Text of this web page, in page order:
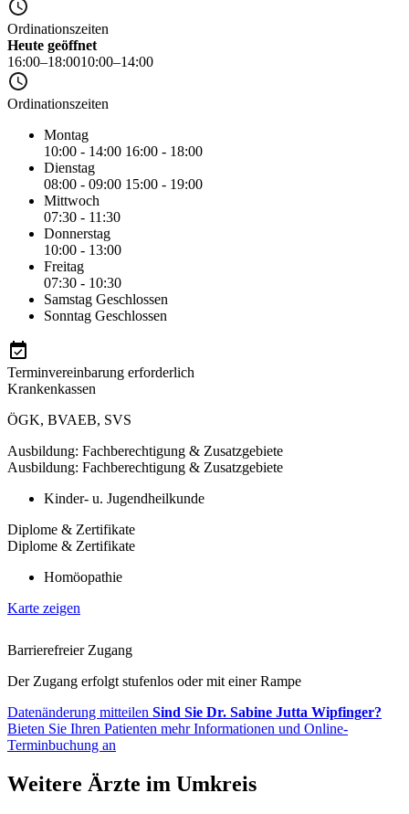
Ordinationszeiten
Heute geöffnet
16:00–18:0010:00–14:00
Ordinationszeiten
Montag
10:00 - 14:00 16:00 - 18:00
Dienstag
08:00 - 09:00 15:00 - 19:00
Mittwoch
07:30 - 11:30
Donnerstag
10:00 - 13:00
Freitag
07:30 - 10:30
Samstag Geschlossen
Sonntag Geschlossen
Terminvereinbarung erforderlich
Krankenkassen
ÖGK, BVAEB, SVS
Ausbildung: Fachberechtigung & Zusatzgebiete
Ausbildung: Fachberechtigung & Zusatzgebiete
Kinder- u. Jugendheilkunde
Diplome & Zertifikate
Diplome & Zertifikate
Homöopathie
Karte zeigen
Barrierefreier Zugang
Der Zugang erfolgt stufenlos oder mit einer Rampe
Datenänderung mitteilen Sind Sie Dr. Sabine Jutta Wipfinger?
Bieten Sie Ihren Patienten mehr Informationen und Online-
Terminbuchung an
Weitere Ärzte im Umkreis